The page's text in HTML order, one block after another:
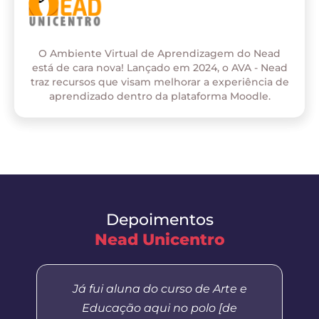
O Ambiente Virtual de Aprendizagem do Nead
está de cara nova! Lançado em 2024, o AVA - Nead
traz recursos que visam melhorar a experiência de
aprendizado dentro da plataforma Moodle.
Depoimentos
Nead Unicentro
Já fui aluna do curso de Arte e
Educação aqui no polo [de